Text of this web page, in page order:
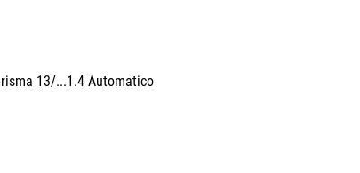
13/...1.4 Automatico